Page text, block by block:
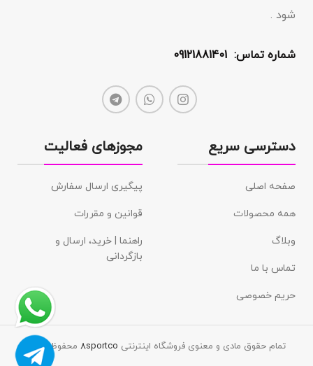
شود .
شماره تماس: 09121881401
دسترسی سریع
صفحه اصلی
همه محصولات
وبلاگ
تماس با ما
حریم خصوصی
مجوزهای فعالیت
پیگیری ارسال سفارش
قوانین و مقررات
راهنما | خرید، ارسال و
بازگردانی
تمام حقوق مادی و معنوی فروشگاه اینترنتی 8sportcoمحفوظ است.